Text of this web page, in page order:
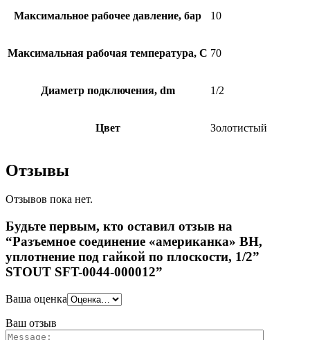
Максимальное рабочее давление, бар 10
Максимальная рабочая температура, C 70
Диаметр подключения, dm 1/2
Цвет Золотистый
Отзывы
Отзывов пока нет.
Будьте первым, кто оставил отзыв на
“Разъемное соединение «американка» ВН,
уплотнение под гайкой по плоскости, 1/2”
STOUT SFT-0044-000012”
Ваша оценка
Ваш отзыв